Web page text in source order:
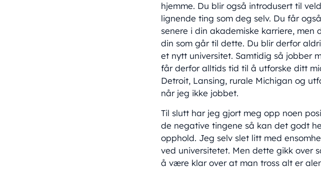
hjemme. Du blir også introdusert til
lignende ting som deg selv. Du får
senere i din akademiske karriere,
din som går til dette. Du blir derfor
et nytt universitet. Samtidig så jobber
får derfor alltids tid til å utforske ditt
Detroit, Lansing, rurale Michigan og
når jeg ikke jobbet.
Til slutt har jeg gjort meg opp noen
de negative tingene så kan det godt
opphold. Jeg selv slet litt med
ved universitetet. Men dette gikk over
å være klar over at man tross alt er